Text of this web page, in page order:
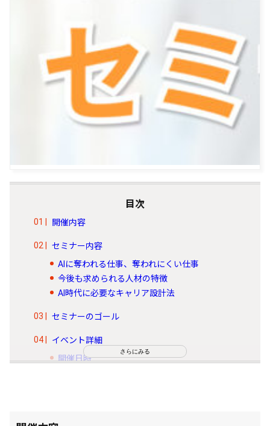
目次
開催内容
セミナー内容
AIに奪われる仕事、奪われにくい仕事
今後も求められる人材の特徴
AI時代に必要なキャリア設計法
セミナーのゴール
イベント詳細
開催日時
さらにみる